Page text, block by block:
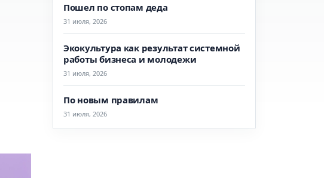
Пошел по стопам деда
31 июля, 2026
Экокультура как результат системной
работы бизнеса и молодежи
31 июля, 2026
По новым правилам
31 июля, 2026